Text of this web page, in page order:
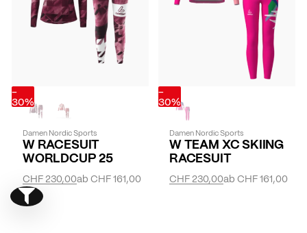
-
30%
Damen Nordic Sports
W RACESUIT
WORLDCUP 25
abCHF 161,00
CHF 230,00
-
30%
Damen Nordic Sports
W TEAM XC SKIING
RACESUIT
abCHF 161,00
CHF 230,00
Show filter